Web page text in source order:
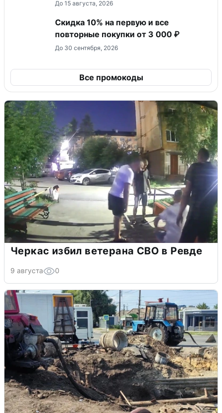
До 15 августа, 2026
Скидка 10% на первую и все
повторные покупки от 3 000 ₽
До 30 сентября, 2026
Все промокоды
Черкас избил ветерана СВО в Ревде
9 августа 0